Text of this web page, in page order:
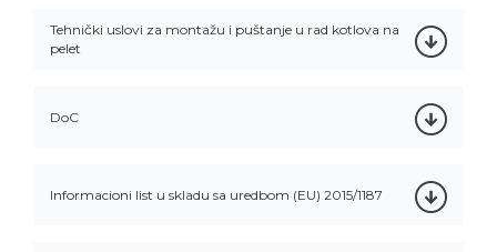
Tehnički uslovi za montažu i puštanje u rad kotlova na
pelet
DoC
Informacioni list u skladu sa uredbom (EU) 2015/1187